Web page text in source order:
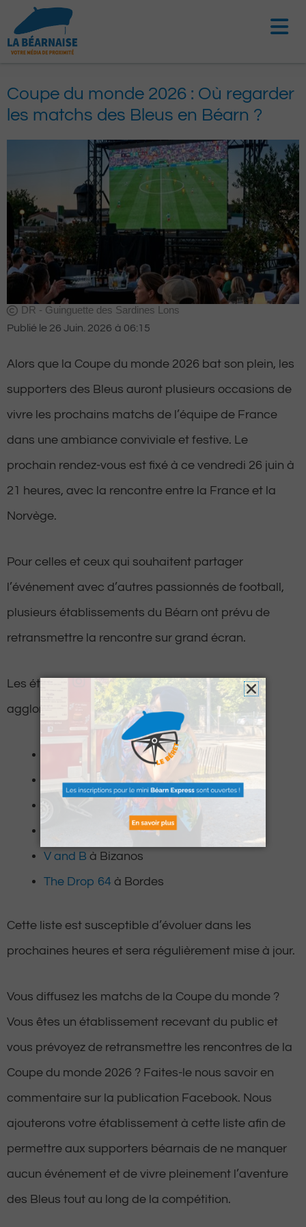
contenu
Coupe du monde 2026 : Où regarder
les matchs des Bleus en Béarn ?
DR - Guinguette des Sardines Lons
Publié le 26 Juin. 2026 à 06:15
Alors que la Coupe du monde 2026 bat son plein, les
supporters des Bleus auront plusieurs occasions de
vivre les prochains matchs de l’équipe de France
dans une ambiance conviviale et festive. Le
prochain rendez-vous est fixé à ce vendredi 26 juin à
21 heures, avec la rencontre entre la France et la
Norvège.
Pour celles et ceux qui souhaitent partager
l’événement avec d’autres passionnés de football,
plusieurs établissements du Béarn ont prévu de
retransmettre la rencontre sur grand écran.
Les établissements qui diffuseront le match en
agglomération paloise et aux alentours
Rafting 64 à Montfort
Le Cristal à Pau
La Guinguette des Sardines à Lons
à Serres-Castet
V and B à Bizanos
The Drop 64 à Bordes
Cette liste est susceptible d’évoluer dans les
prochaines heures et sera régulièrement mise à jour.
Vous diffusez les matchs de la Coupe du monde ?
Vous êtes un établissement recevant du public et
vous prévoyez de retransmettre les rencontres de la
Coupe du monde 2026 ? Faites-le nous savoir en
commentaire sur la publication Facebook. Nous
ajouterons votre établissement à cette liste afin de
permettre aux supporters béarnais de ne manquer
aucun événement et de vivre pleinement l’aventure
des Bleus tout au long de la compétition.